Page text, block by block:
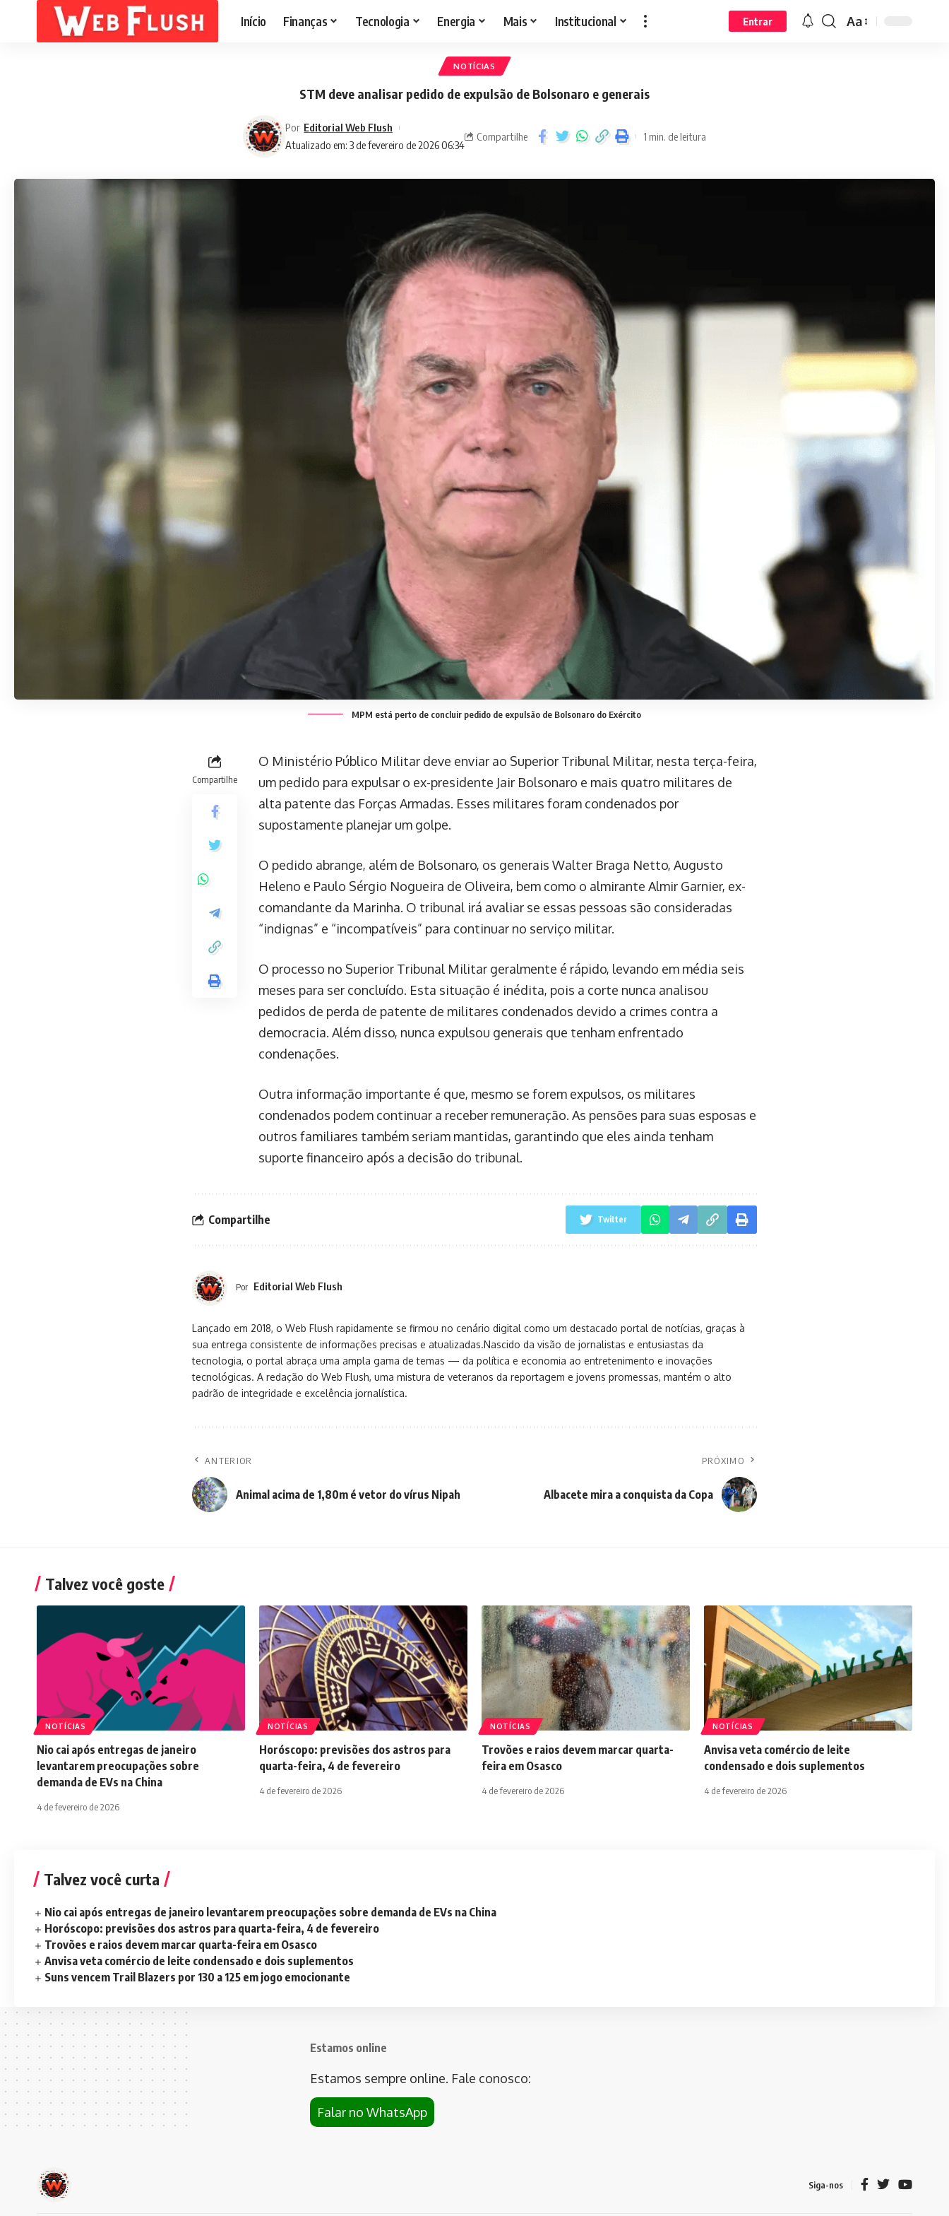
Início Finanças Tecnologia Energia Mais Institucional Entrar Aa
NOTÍCIAS
STM deve analisar pedido de expulsão de Bolsonaro e generais
Atualizado em: 3 de fevereiro de 2026 06:34
Por Editorial Web Flush
Compartilhe 1 min. de leitura
MPM está perto de concluir pedido de expulsão de Bolsonaro do Exército
Compartilhe
O Ministério Público Militar deve enviar ao Superior Tribunal Militar, nesta terça-feira,
um pedido para expulsar o ex-presidente Jair Bolsonaro e mais quatro militares de
alta patente das Forças Armadas. Esses militares foram condenados por
supostamente planejar um golpe.
O pedido abrange, além de Bolsonaro, os generais Walter Braga Netto, Augusto
Heleno e Paulo Sérgio Nogueira de Oliveira, bem como o almirante Almir Garnier, ex-
comandante da Marinha. O tribunal irá avaliar se essas pessoas são consideradas
“indignas” e “incompatíveis” para continuar no serviço militar.
O processo no Superior Tribunal Militar geralmente é rápido, levando em média seis
meses para ser concluído. Esta situação é inédita, pois a corte nunca analisou
pedidos de perda de patente de militares condenados devido a crimes contra a
democracia. Além disso, nunca expulsou generais que tenham enfrentado
condenações.
Outra informação importante é que, mesmo se forem expulsos, os militares
condenados podem continuar a receber remuneração. As pensões para suas esposas e
outros familiares também seriam mantidas, garantindo que eles ainda tenham
suporte financeiro após a decisão do tribunal.
Compartilhe Twitter
Por Editorial Web Flush
Lançado em 2018, o Web Flush rapidamente se firmou no cenário digital como um destacado portal de notícias, graças à
sua entrega consistente de informações precisas e atualizadas.Nascido da visão de jornalistas e entusiastas da
tecnologia, o portal abraça uma ampla gama de temas — da política e economia ao entretenimento e inovações
tecnológicas. A redação do Web Flush, uma mistura de veteranos da reportagem e jovens promessas, mantém o alto
padrão de integridade e excelência jornalística.
ANTERIOR
Animal acima de 1,80m é vetor do vírus Nipah
PRÓXIMO
Albacete mira a conquista da Copa
Talvez você goste
NOTÍCIAS
Nio cai após entregas de janeiro
levantarem preocupações sobre
demanda de EVs na China
4 de fevereiro de 2026
NOTÍCIAS
Horóscopo: previsões dos astros para
quarta-feira, 4 de fevereiro
4 de fevereiro de 2026
NOTÍCIAS
Trovões e raios devem marcar quarta-
feira em Osasco
4 de fevereiro de 2026
NOTÍCIAS
Anvisa veta comércio de leite
condensado e dois suplementos
4 de fevereiro de 2026
Talvez você curta
Nio cai após entregas de janeiro levantarem preocupações sobre demanda de EVs na China
Horóscopo: previsões dos astros para quarta-feira, 4 de fevereiro
Trovões e raios devem marcar quarta-feira em Osasco
Anvisa veta comércio de leite condensado e dois suplementos
Suns vencem Trail Blazers por 130 a 125 em jogo emocionante
Estamos online
Estamos sempre online. Fale conosco:
Falar no WhatsApp
Siga-nos